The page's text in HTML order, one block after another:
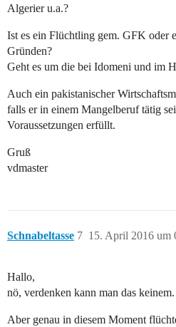
Algerier u.a.?
Ist es ein Flüchtling gem. GFK oder
Gründen?
Geht es um die bei Idomeni und im
Auch ein pakistanischer
falls er in einem Mangelberuf tätig
Voraussetzungen erfüllt.
Gruß
vdmaster
Schnabeltasse 15. April 2016 um
7
Hallo,
nö, verdenken kann man das keinem.
Aber genau in diesem Moment